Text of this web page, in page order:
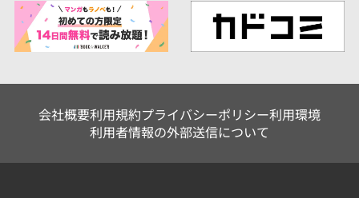
会社概要利用規約プライバシーポリシー利用環境
利用者情報の外部送信について